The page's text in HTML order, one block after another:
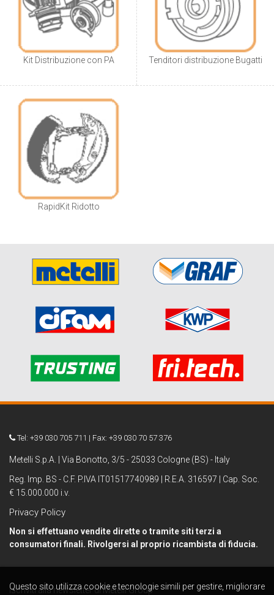
Kit Distribuzione con PA Tenditori distribuzione Bugatti
RapidKit Ridotto
Tel: +39 030 705 711 | Fax: +39 030 70 57 376
Metelli S.p.A. | Via Bonotto, 3/5 - 25033 Cologne (BS) - Italy
Reg. Imp. BS - C.F. P.IVA IT01517740989 | R.E.A. 316597 | Cap. Soc.
€ 15.000.000 i.v.
Privacy Policy
Non si effettuano vendite dirette o tramite siti terzi a
consumatori finali. Rivolgersi al proprio ricambista di fiducia.
Iscriviti alla newsletter di Metelli Group
Questo sito utilizza cookie e tecnologie simili per gestire, migliorare